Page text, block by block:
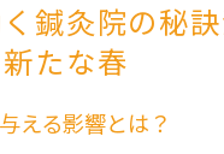
鍼灸院での体験談紹介
鍼灸院で花粉症を克服
鍼灸院の秘
たな春
える影響とは？